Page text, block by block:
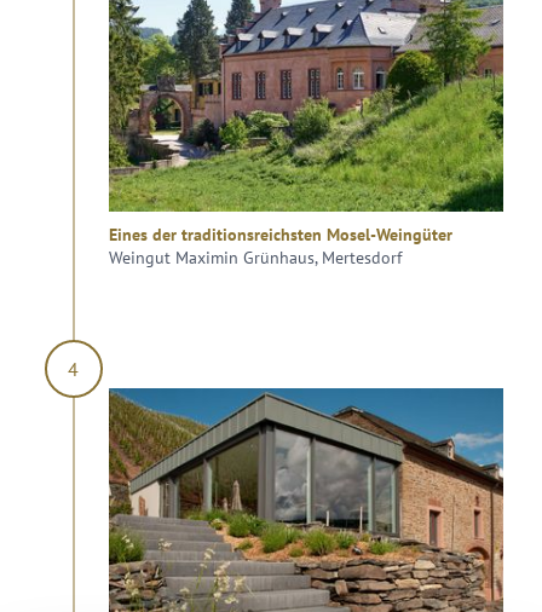
Eines der traditionsreichsten Mosel-Weingüter
Weingut Maximin Grünhaus, Mertesdorf
4